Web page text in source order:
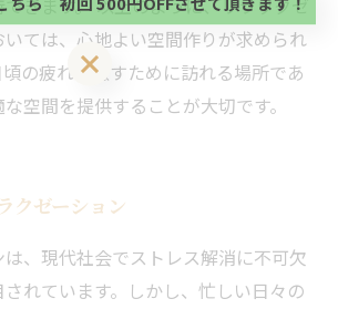
できます。 以上のように、リラックゼ
ては、心地よい空間作りが求められ
の疲れを癒すために訪れる場所であ
空間を提供することが大切です。
クゼーション
は、現代社会でストレス解消に不可欠
れています。しかし、忙しい日々の
ちら 初回 500円OFFさせて頂きます！